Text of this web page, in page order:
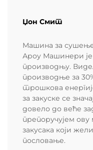
Џон Смит
Машина за
Ароу Машинери
производњу.
производње за
трошкова
за закуске се
довело до веће
препоручујем
закусака који
пословање.